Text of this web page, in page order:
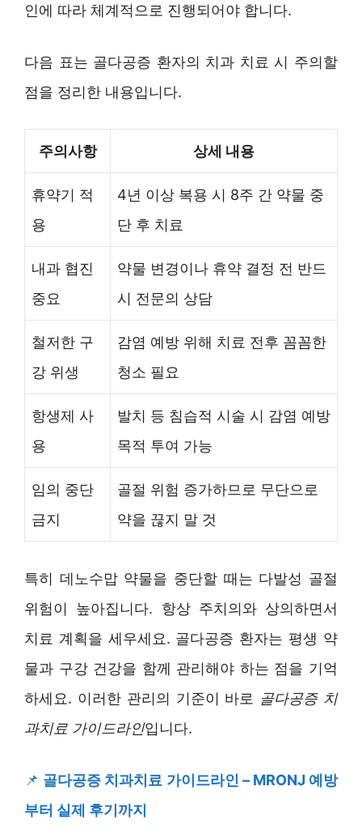
인에 따라 체계적으로 진행되어야 합니다.
다음 표는 골다공증 환자의 치과 치료 시 주의할
점을 정리한 내용입니다.
주의사항 상세 내용
휴약기 적
용
4년 이상 복용 시 8주 간 약물 중
단 후 치료
내과 협진
중요
약물 변경이나 휴약 결정 전 반드
시 전문의 상담
철저한 구
강 위생
감염 예방 위해 치료 전후 꼼꼼한
청소 필요
항생제 사
용
발치 등 침습적 시술 시 감염 예방
목적 투여 가능
임의 중단
금지
골절 위험 증가하므로 무단으로
약을 끊지 말 것
특히 데노수맙 약물을 중단할 때는 다발성 골절
위험이 높아집니다. 항상 주치의와 상의하면서
치료 계획을 세우세요. 골다공증 환자는 평생 약
물과 구강 건강을 함께 관리해야 하는 점을 기억
하세요. 이러한 관리의 기준이 바로
골다공증 치
과치료 가이드라인입니다.
📌 골다공증 치과치료 가이드라인 – MRONJ 예방
부터 실제 후기까지